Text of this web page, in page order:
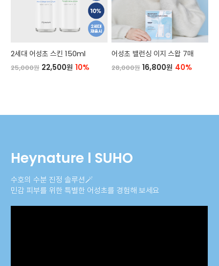
2세대 어성초 스킨 150ml
25,000원 22,500원 10%
어성초 밸런싱 이지 스왑 7매
28,000원 16,800원 40%
Heynature l SUHO
수호의 수분 진정 솔루션🪄
민감 피부를 위한 특별한 어성초를 경험해 보세요